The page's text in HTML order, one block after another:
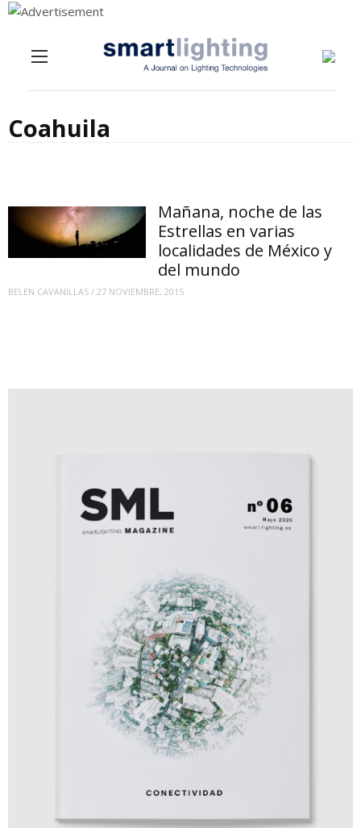
Coahuila
Mañana, noche de las
Estrellas en varias
localidades de México y
del mundo
BELEN CAVANILLAS / 27 NOVIEMBRE, 2015